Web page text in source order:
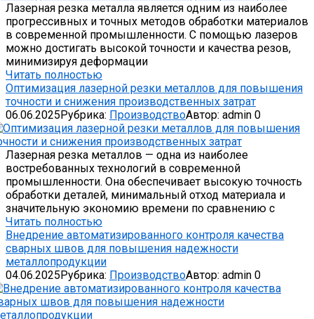
Лазерная резка металла является одним из наиболее
прогрессивных и точных методов обработки материалов
в современной промышленности. С помощью лазеров
можно достигать высокой точности и качества резов,
минимизируя деформации
Читать полностью
Оптимизация лазерной резки металлов для повышения
точности и снижения производственных затрат
06.06.2025Рубрика: ПроизводствоАвтор: admin 0
Лазерная резка металлов — одна из наиболее
востребованных технологий в современной
промышленности. Она обеспечивает высокую точность
обработки деталей, минимальный отход материала и
значительную экономию времени по сравнению с
Читать полностью
Внедрение автоматизированного контроля качества
сварных швов для повышения надежности
металлопродукции
04.06.2025Рубрика: ПроизводствоАвтор: admin 0